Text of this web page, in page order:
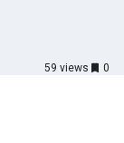
59 views 0